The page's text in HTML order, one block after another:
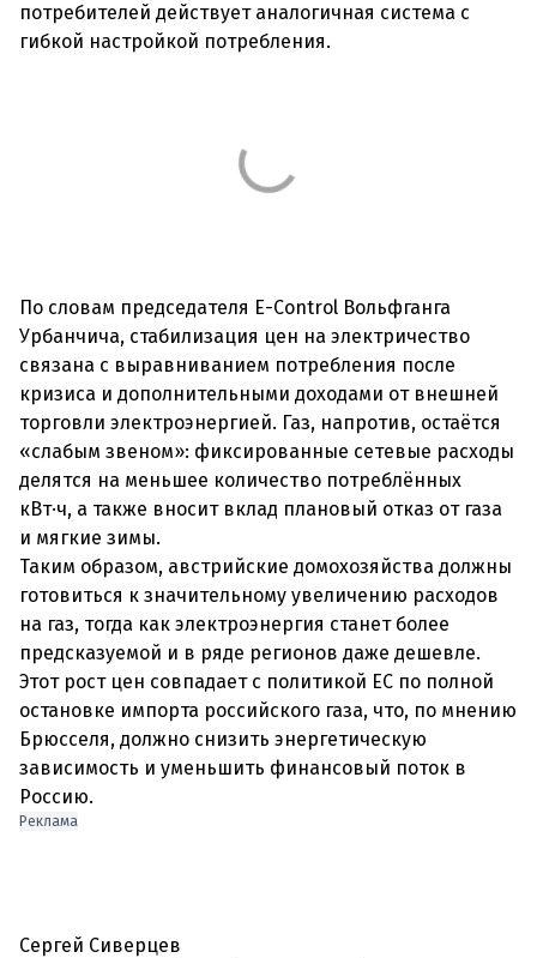
потребителей действует аналогичная система с
гибкой настройкой потребления.
По словам председателя E-Control Вольфганга
Урбанчича, стабилизация цен на электричество
связана с выравниванием потребления после
кризиса и дополнительными доходами от внешней
торговли электроэнергией. Газ, напротив, остаётся
«слабым звеном»: фиксированные сетевые расходы
делятся на меньшее количество потреблённых
кВт·ч, а также вносит вклад плановый отказ от газа
и мягкие зимы.
Таким образом, австрийские домохозяйства должны
готовиться к значительному увеличению расходов
на газ, тогда как электроэнергия станет более
предсказуемой и в ряде регионов даже дешевле.
Этот рост цен совпадает с политикой ЕС по полной
остановке импорта российского газа, что, по мнению
Брюсселя, должно снизить энергетическую
зависимость и уменьшить финансовый поток в
Россию.
Реклама
Сергей Сиверцев